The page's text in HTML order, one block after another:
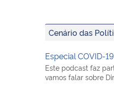
Cenário das
Especial COVID-
Este podcast faz
vamos falar sobre